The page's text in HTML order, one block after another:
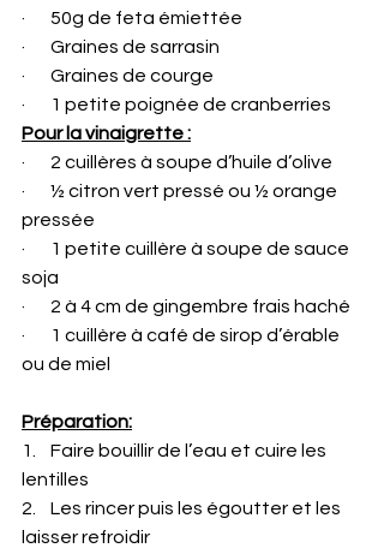
·       50g de feta émiettée
·       Graines de sarrasin
·       Graines de courge
·       1 petite poignée de cranberries
Pour la vinaigrette :
·       2 cuillères à soupe d’huile d’olive
·       ½ citron vert pressé ou ½ orange
pressée
·       1 petite cuillère à soupe de sauce
soja
·       2 à 4 cm de gingembre frais haché
·       1 cuillère à café de sirop d’érable
ou de miel
Préparation:
1.    Faire bouillir de l’eau et cuire les
lentilles
2.    Les rincer puis les égoutter et les
laisser refroidir